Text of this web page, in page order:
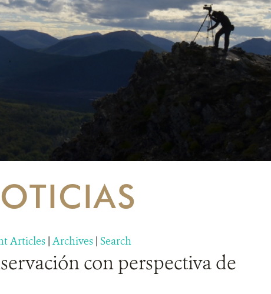
Articles | Archives | Search
con perspectiva de